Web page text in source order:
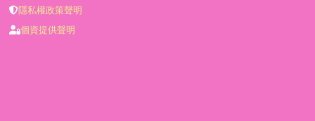
隱私權政策聲明
個資提供聲明